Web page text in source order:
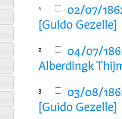
1
02/07/
[Guido Gezelle]
2
04/07/
Alberdingk
3
03/08/
[Guido Gezelle]